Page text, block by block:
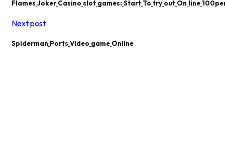
Flames Joker Casino slot games: Start To try out On line
Next post
Spiderman Ports Video game Online